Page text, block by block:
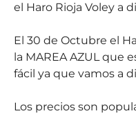
el Haro Rioja Voley a
El 30 de Octubre el
la MAREA AZUL que
fácil ya que vamos a
Los precios son